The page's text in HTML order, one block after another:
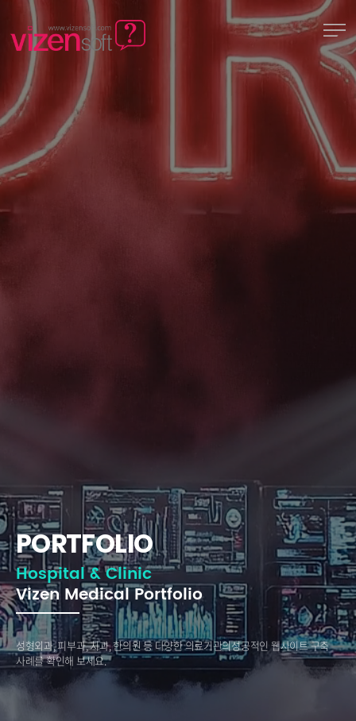
PORTFOLIO
Hospital & Clinic
Vizen Medical Portfolio
성형외과, 피부과, 치과, 한의원 등 다양한 의료기관의성공적인 웹사이트 구축
사례를 확인해 보세요.